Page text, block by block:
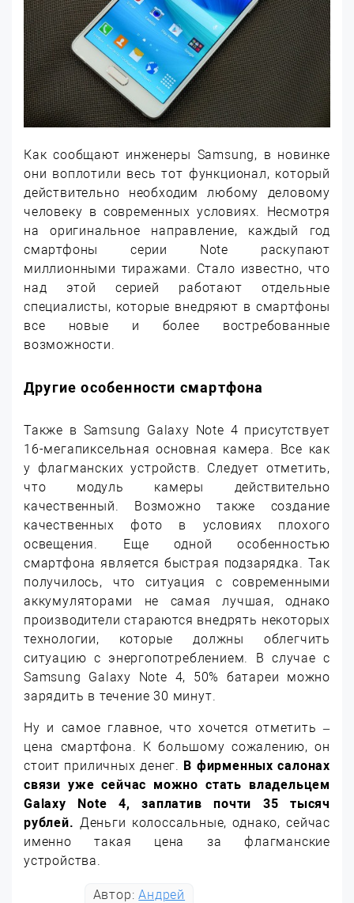
Как сообщают инженеры Samsung, в новинке
они воплотили весь тот функционал, который
действительно необходим любому деловому
человеку в современных условиях. Несмотря
на оригинальное направление, каждый год
смартфоны серии Note раскупают
миллионными тиражами. Стало известно, что
над этой серией работают отдельные
специалисты, которые внедряют в смартфоны
все новые и более востребованные
возможности.
Другие особенности смартфона
Также в Samsung Galaxy Note 4 присутствует
16-мегапиксельная основная камера. Все как
у флагманских устройств. Следует отметить,
что модуль камеры действительно
качественный. Возможно также создание
качественных фото в условиях плохого
освещения. Еще одной особенностью
смартфона является быстрая подзарядка. Так
получилось, что ситуация с современными
аккумуляторами не самая лучшая, однако
производители стараются внедрять некоторых
технологии, которые должны облегчить
ситуацию с энергопотреблением. В случае с
Samsung Galaxy Note 4, 50% батареи можно
зарядить в течение 30 минут.
Ну и самое главное, что хочется отметить –
цена смартфона. К большому сожалению, он
стоит приличных денег. В фирменных салонах
связи уже сейчас можно стать владельцем
Galaxy Note 4, заплатив почти 35 тысяч
рублей. Деньги колоссальные, однако, сейчас
именно такая цена за флагманские
устройства.
Автор:Андрей